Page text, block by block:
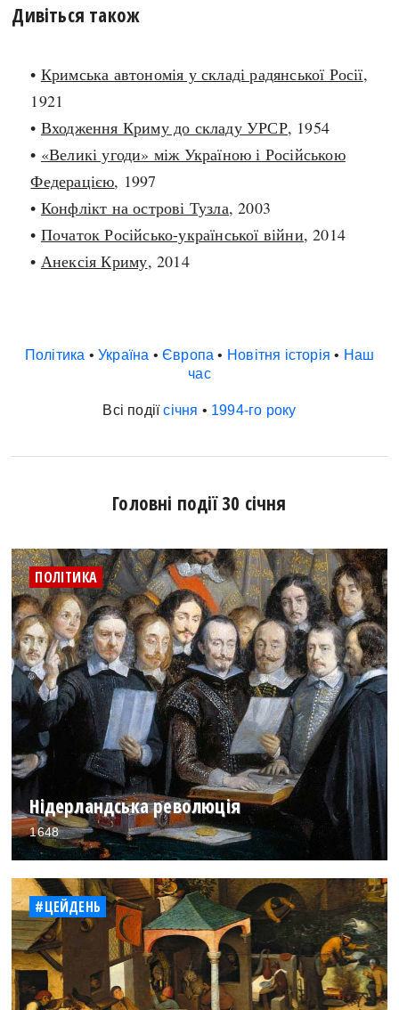
Дивіться також
• Кримська автономія у складі радянської Росії,
1921
• Входження Криму до складу УРСР, 1954
• «Великі угоди» між Україною і Російською
Федерацією, 1997
• Конфлікт на острові Тузла, 2003
• Початок Російсько-української війни, 2014
• Анексія Криму, 2014
Політика •Україна •Європа • Новітня історія • Наш
час
Всі подіїсічня • 1994-го року
Головні події 30 січня
ПОЛІТИКА
Нідерландська революція
1648
#ЦЕЙДЕНЬ